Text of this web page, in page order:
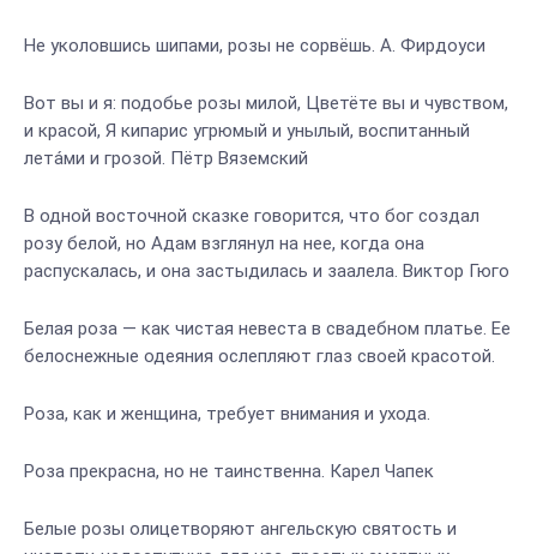
Не уколовшись шипами, розы не сорвёшь. А. Фирдоуси
Вот вы и я: подобье розы милой, Цветёте вы и чувством,
и красой, Я кипарис угрюмый и унылый, воспитанный
лета́ми и грозой. Пётр Вяземский
В одной восточной сказке говорится, что бог создал
розу белой, но Адам взглянул на нее, когда она
распускалась, и она застыдилась и заалела. Виктор Гюго
Белая роза — как чистая невеста в свадебном платье. Ее
белоснежные одеяния ослепляют глаз своей красотой.
Роза, как и женщина, требует внимания и ухода.
Роза прекрасна, но не таинственна. Карел Чапек
Белые розы олицетворяют ангельскую святость и